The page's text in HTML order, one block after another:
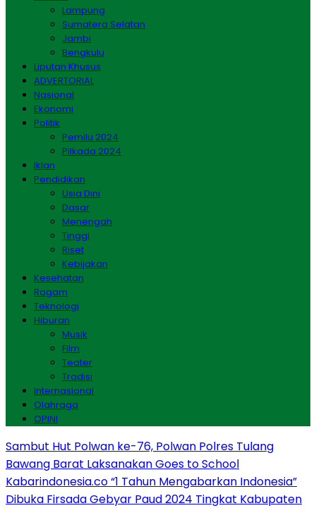
Lampung
Sumatera Selatan
Jambi
Bengkulu
Liputan Khusus
ADVERTORIAL
Nasional
Ekonomi
Politik
Pemilu 2024
Pilkada 2024
Iklan
Pendidikan
Usia Dini
Dasar
Menengah
Tinggi
Riset
Kebijakan
Kesehatan
Ragam
Teknologi
Hiburan
Musik
Film
Teater
Tradisi
Internasional
Olahraga
OPINI
Sambut Hut Polwan ke-76, Polwan Polres Tulang
Bawang Barat Laksanakan Goes to School
Kabarindonesia.co “1 Tahun Mengabarkan Indonesia”
Dibuka Firsada Gebyar Paud 2024 Tingkat Kabupaten